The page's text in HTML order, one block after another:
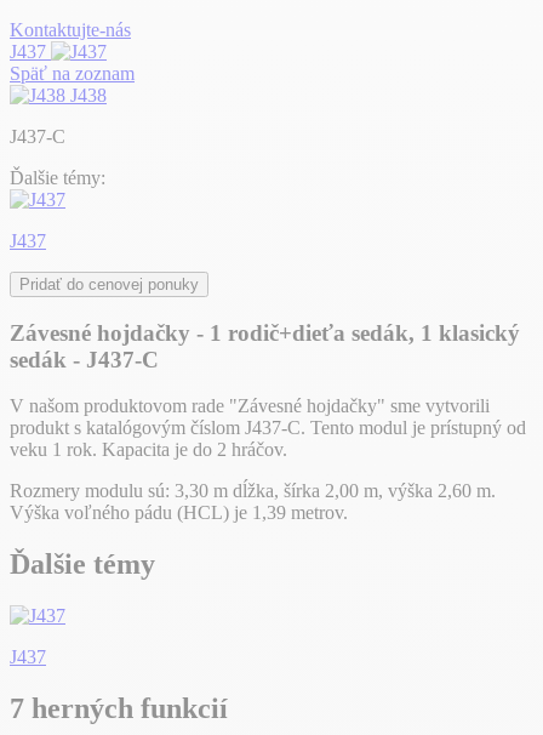
Kontaktujte-nás
J437
Späť na zoznam
J438
J437-C
Ďalšie témy:
J437
Pridať do cenovej ponuky
Závesné hojdačky - 1 rodič+dieťa sedák, 1 klasický
sedák - J437-C
V našom produktovom rade "Závesné hojdačky" sme vytvorili
produkt s katalógovým číslom J437-C. Tento modul je prístupný od
veku 1 rok. Kapacita je do 2 hráčov.
Rozmery modulu sú: 3,30 m dĺžka, šírka 2,00 m, výška 2,60 m.
Výška voľného pádu (HCL) je 1,39 metrov.
Ďalšie témy
J437
7 herných funkcií